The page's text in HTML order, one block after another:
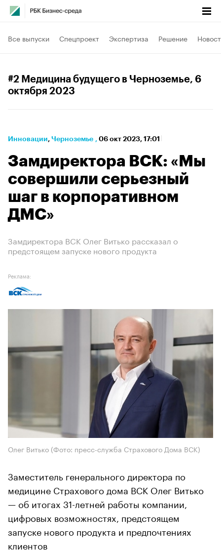
Все выпуски Спецпроект Экспертиза Решение
#2 Медицина будущего в Черноземье, 6
октября 2023
Инновации⁠, Черноземье , 06 окт 2023, 17:01
Замдиректора ВСК: «Мы
совершили серьезный
шаг в корпоративном
ДМС»
Замдиректора ВСК Олег Витько рассказал о
предстоящем запуске нового продукта
Реклама:
Олег Витько (Фото: пресс-служба Страхового Дома ВСК)
Заместитель генерального директора по
медицине Страхового дома ВСК Олег Витько
— об итогах 31-летней работы компании,
цифровых возможностях, предстоящем
запуске нового продукта и предпочтениях
клиентов